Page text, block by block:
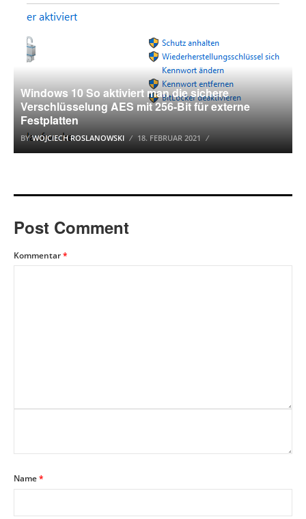
Windows 10 So aktiviert man die sichere
Verschlüsselung AES mit 256-Bit für externe
Festplatten
BYWOJCIECH ROSLANOWSKI 18. FEBRUAR 2021
Post Comment
Kommentar*
Name*